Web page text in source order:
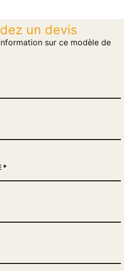
un devis
sur ce modèle de